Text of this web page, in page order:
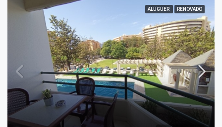
ALUGUER RENOVADO